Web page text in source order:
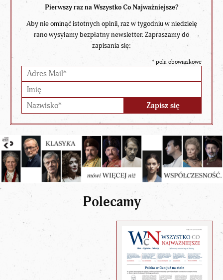
Pierwszy raz na Wszystko Co Najważniejsze?
Aby nie ominąć istotnych opinii, raz w tygodniu w niedzielę
rano wysyłamy bezpłatny newsletter. Zapraszamy do
zapisania się:
* pola obowiązkowe
Polecamy